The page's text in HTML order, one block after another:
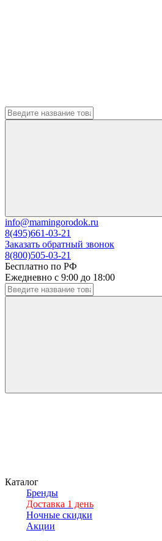
info@mamingorodok.ru
8(495)661-03-21
Заказать обратный звонок
8(800)505-03-21
Бесплатно по РФ
Ежедневно с 9:00 до 18:00
Каталог
Бренды
Доставка 1 день
Ночные скидки
Акции